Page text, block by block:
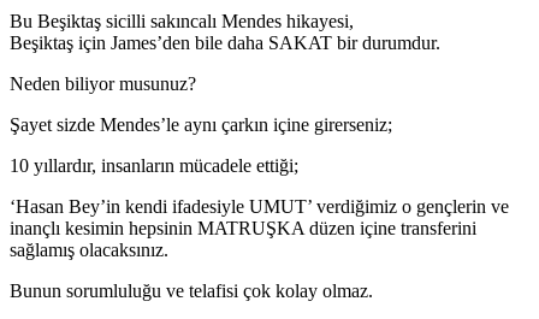
Bu Beşiktaş sicilli sakıncalı Mendes hikayesi,
Beşiktaş için James’den bile daha SAKAT bir durumdur.
Neden biliyor musunuz?
Şayet sizde Mendes’le aynı çarkın içine girerseniz;
10 yıllardır, insanların mücadele ettiği;
‘Hasan Bey’in kendi ifadesiyle UMUT’ verdiğimiz o gençlerin ve
inançlı kesimin hepsinin MATRUŞKA düzen içine transferini
sağlamış olacaksınız.
Bunun sorumluluğu ve telafisi çok kolay olmaz.